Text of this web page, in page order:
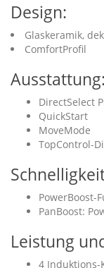
Design:
Glaskeramik,
ComfortProfil
Ausstattung:
DirectSelect
QuickStart
MoveMode
TopControl-
PowerBoost-
PanBoost:
Leistung
4 Induktions-